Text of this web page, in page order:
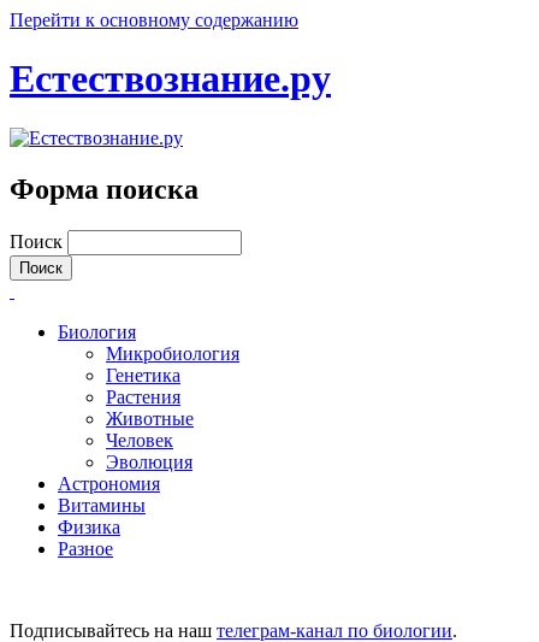
Перейти к основному содержанию
Естествознание.ру
Форма поиска
Поиск
Биология
Микробиология
Генетика
Растения
Животные
Человек
Эволюция
Астрономия
Витамины
Физика
Разное
Подписывайтесь на наш телеграм-канал по биологии.